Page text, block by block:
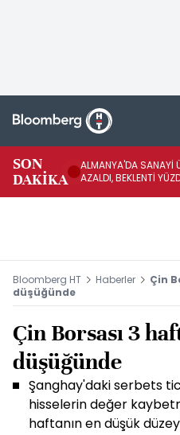
SON
DAKİKA
ALMANYA'DA SANAYİ
AZALDI, BEKLENTİ
Bloomberg HT Haberler
Çin
düşüğünde
Çin Borsası 3
düşüğünde
Şanghay'daki serbets
hisselerin değer
haftanın en düşük